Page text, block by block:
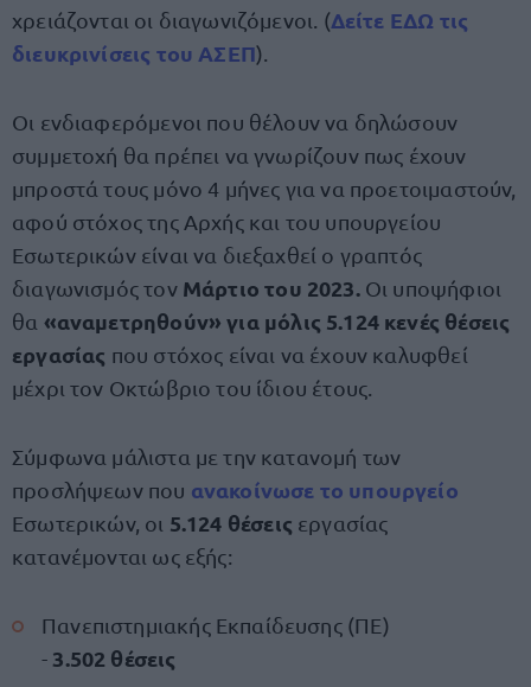
χρειάζονται οι διαγωνιζόμενοι. (Δείτε ΕΔΩ τις
διευκρινίσεις του ΑΣΕΠ).
Οι ενδιαφερόμενοι που θέλουν να δηλώσουν
συμμετοχή θα πρέπει να γνωρίζουν πως έχουν
μπροστά τους μόνο 4 μήνες για να προετοιμαστούν,
αφού στόχος της Αρχής και του υπουργείου
Εσωτερικών είναι να διεξαχθεί ο γραπτός
διαγωνισμός τονΜάρτιο του 2023.Οι υποψήφιοι
θα «αναμετρηθούν» για μόλις 5.124 κενές θέσεις
εργασίας που στόχος είναι να έχουν καλυφθεί
μέχρι τον Οκτώβριο του ίδιου έτους.
Σύμφωνα μάλιστα με την κατανομή των
προσλήψεων που ανακοίνωσε το υπουργείο
Εσωτερικών, οι 5.124 θέσεις εργασίας
κατανέμονται ως εξής:
Πανεπιστημιακής Εκπαίδευσης (ΠΕ)
- 3.502 θέσεις